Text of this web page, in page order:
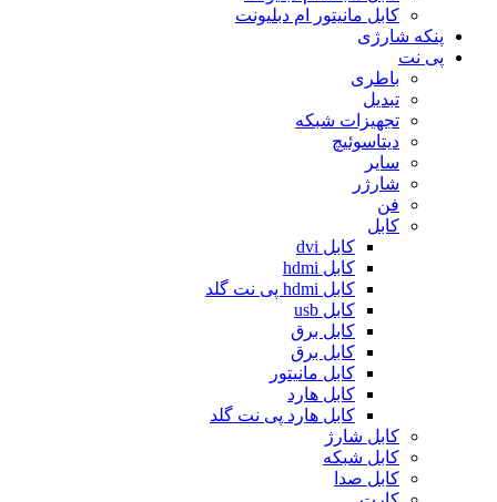
کابل مانیتور ام دبلیونت
پنکه شارژی
پی نت
باطری
تبدیل
تجهیزات شبکه
دیتاسوئیچ
سایر
شارژر
فن
کابل
کابل dvi
کابل hdmi
کابل hdmi پی نت گلد
کابل usb
کابل برق
کابل برق
کابل مانیتور
کابل هارد
کابل هارد پی نت گلد
کابل شارژ
کابل شبکه
کابل صدا